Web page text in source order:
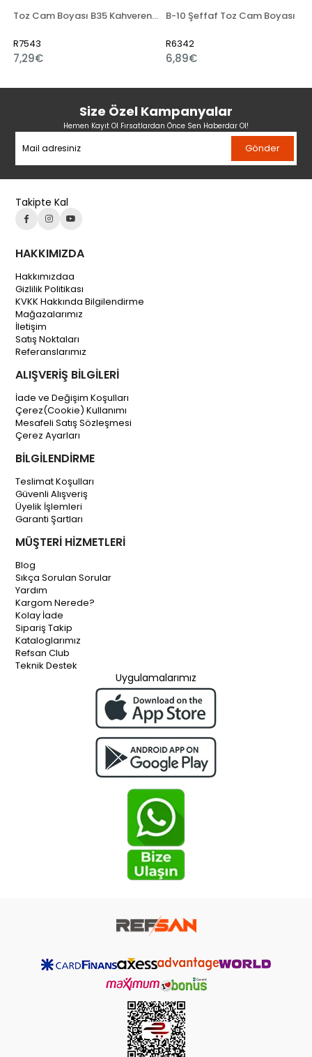
Toz Cam Boyası B35 Kahverengi
R7543
7,29€
B-10 Şeffaf Toz Cam Boyası
R6342
6,89€
Size Özel Kampanyalar
Hemen Kayıt Ol Fırsatlardan Önce Sen Haberdar Ol!
Gönder
Takipte Kal
HAKKIMIZDA
Hakkımızdaa
Gizlilik Politikası
KVKK Hakkında Bilgilendirme
Mağazalarımız
İletişim
Satış Noktaları
Referanslarımız
ALIŞVERİŞ BİLGİLERİ
İade ve Değişim Koşulları
Çerez(Cookie) Kullanımı
Mesafeli Satış Sözleşmesi
Çerez Ayarları
BİLGİLENDİRME
Teslimat Koşulları
Güvenli Alışveriş
Üyelik İşlemleri
Garanti Şartları
MÜŞTERİ HİZMETLERİ
Blog
Sıkça Sorulan Sorular
Yardım
Kargom Nerede?
Kolay İade
Sipariş Takip
Kataloglarımız
Refsan Club
Teknik Destek
Uygulamalarımız